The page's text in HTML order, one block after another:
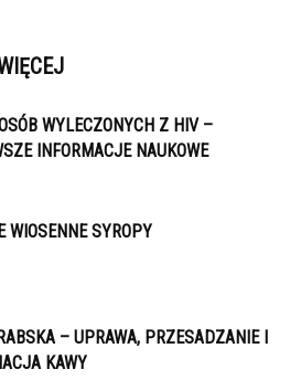
WYLECZONYCH Z HIV –
INFORMACJE NAUKOWE
WIOSENNE SYROPY
– UPRAWA, PRZESADZANIE I
KAWY